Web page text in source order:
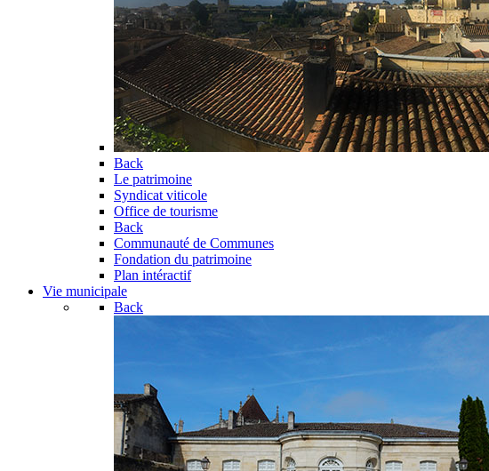
Back
Le patrimoine
Syndicat viticole
Office de tourisme
Back
Communauté de Communes
Fondation du patrimoine
Plan intéractif
Vie municipale
Back